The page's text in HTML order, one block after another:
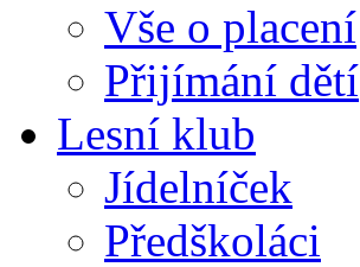
Vše o placení
Přijímání dětí
Lesní klub
Jídelníček
Předškoláci